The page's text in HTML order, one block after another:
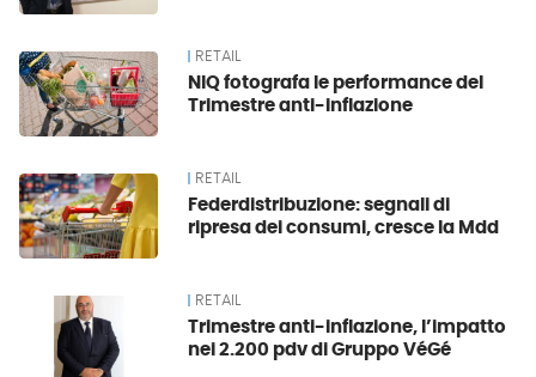
RETAIL
NIQ fotografa le performance del
Trimestre anti-inflazione
RETAIL
Federdistribuzione: segnali di
ripresa dei consumi, cresce la Mdd
RETAIL
Trimestre anti-inflazione, l’impatto
nei 2.200 pdv di Gruppo VéGé